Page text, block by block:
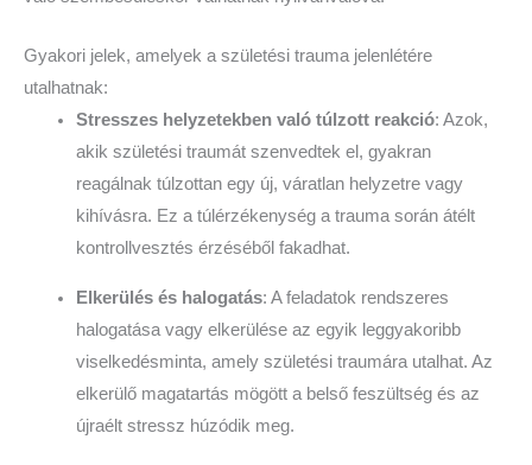
Gyakori jelek, amelyek a születési trauma jelenlétére
utalhatnak:
Stresszes helyzetekben való túlzott reakció: Azok,
akik születési traumát szenvedtek el, gyakran
reagálnak túlzottan egy új, váratlan helyzetre vagy
kihívásra. Ez a túlérzékenység a trauma során átélt
kontrollvesztés érzéséből fakadhat.
Elkerülés és halogatás: A feladatok rendszeres
halogatása vagy elkerülése az egyik leggyakoribb
viselkedésminta, amely születési traumára utalhat. Az
elkerülő magatartás mögött a belső feszültség és az
újraélt stressz húzódik meg.